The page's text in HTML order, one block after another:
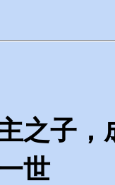
之子，
世